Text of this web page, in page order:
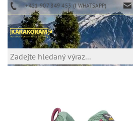
+421 907 849 453 (I WHATSAPP)